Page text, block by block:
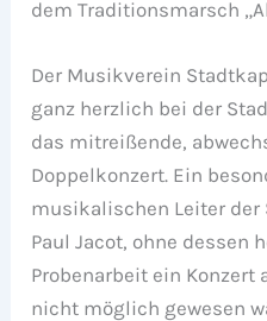
dem Traditionsmarsch
Der Musikverein
ganz herzlich bei der
das mitreißende,
Doppelkonzert. Ein
musikalischen Leiter der
Paul Jacot, ohne dessen
Probenarbeit ein
nicht möglich gewesen